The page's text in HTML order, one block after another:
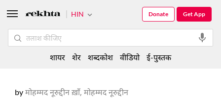
byमोहम्मद नूरुद्दीन ख़ाँ, मोहम्मद नूरुद्दीन
HIN Get App
Donate
शायर शेर शब्दकोश वीडियो ई-पुस्तक